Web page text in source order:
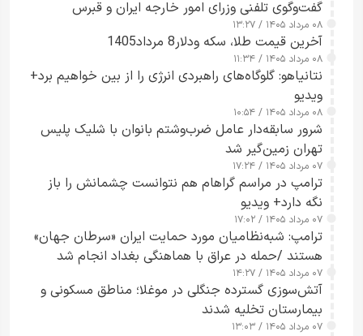
گفت‌وگوی تلفنی وزرای امور خارجه ایران و قبرس
۰۸ مرداد ۱۴۰۵ / ۱۳:۲۷
آخرین قیمت طلا، سکه ودلار8 مرداد1405
۰۸ مرداد ۱۴۰۵ / ۱۱:۳۴
نتانیاهو: گلوگاه‌های راهبردی انرژی را از بین خواهیم برد+
ویدیو
۰۸ مرداد ۱۴۰۵ / ۱۰:۵۴
شرور سابقه‌دار عامل ضرب‌وشتم بانوان با شلیک پلیس
تهران زمین‌گیر شد
۰۷ مرداد ۱۴۰۵ / ۱۷:۲۴
ترامپ در مراسم گراهام هم نتوانست چشمانش را باز
نگه دارد+ ویدیو
۰۷ مرداد ۱۴۰۵ / ۱۷:۰۲
ترامپ: شبه‌نظامیان مورد حمایت ایران «سرطان جهان»
هستند /حمله در عراق با هماهنگی بغداد انجام شد
۰۷ مرداد ۱۴۰۵ / ۱۴:۲۷
آتش‌سوزی گسترده جنگلی در موغلا؛ مناطق مسکونی و
بیمارستان تخلیه شدند
۰۷ مرداد ۱۴۰۵ / ۱۳:۰۳